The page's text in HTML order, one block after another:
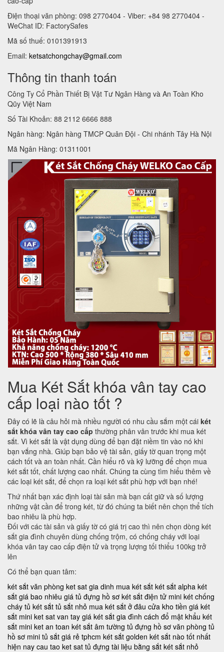
Điện thoại văn phòng: 098 2770404 - Viber: +84 98 2770404 -
WeChat ID: FactorySafes
Mã số thuế: 0101391913
Email: ketsatchongchay@gmail.com
Thông tin thanh toán
Công Ty Cổ Phần Thiết Bị Vật Tư Ngân Hàng và An Toàn Kho
Qũy Việt Nam
Số Tài Khoản: 88 2112 6666 888
Ngân hàng: Ngân hàng TMCP Quân Đội - Chi nhánh Tây Hà Nội
Mã Ngân Hàng: 01311001
Mua Két Sắt khóa vân tay cao
cấp loại nào tốt ?
Đây có lẽ là câu hỏi mà nhiều người có nhu cầu sắm một cái két
sắt khóa vân tay cao cấp thường phân vân trước khi mua két
sắt. Vì két sắt là vật dụng dùng để bạn đặt niềm tin vào nó khi
bạn vắng nhà. Giúp bạn bảo vệ tài sản, giấy tờ quan trọng một
cách tốt và an toàn nhất. Cần hiểu rõ và kỹ lưỡng để chọn mua
két sắt tốt, chất lượng cao nhất. Chúng ta cùng tìm hiểu thêm về
các loại két sắt, để chọn ra loại két sắt phù hợp với bạn nhé!
Thứ nhất bạn xác định loại tài sản mà bạn cất giữ và số lượng
những vật cần để trong két, từ đó chúng ta biết nên chọn thể tích
bao nhiêu là phù hợp.
Đối với các tài sản và giấy tờ có giá trị cao thì nên chọn dòng két
sắt gia đình chuyên dùng chống trộm, có chống cháy với loại
khóa vân tay cao cấp điện tử và trọng lượng tối thiểu 100kg trở
lên
Có thể bạn quan tâm:
két sắt văn phòng ket sat gia dinh mua két sắt két sắt alpha két
sắt giá bao nhiêu giá tủ đựng hồ sơ két sắt điện tử mini két chống
cháy tủ két sắt tủ sắt nhỏ mua két sắt ở đâu cửa kho tiền giá két
sắt mini ket sat van tay giá két sắt gia đình cách đổ mật khẩu két
sắt mini ket an toan két sắt âm tường tủ đựng hồ sơ văn phòng tủ
hồ sơ mini tủ sắt giá rẻ tphcm két sắt golden két sắt nào tốt nhất
hiện nay cau tao ket sat tủ đựng tài liệu bằng sắt két sắt nhỏ